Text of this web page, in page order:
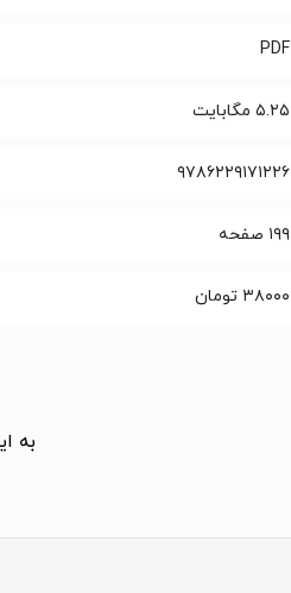
PDF
۵.۲۵ مگابایت
۹۷۸۶۲۲۹۱۷۱۲۲۶
۱۹۹ صفحه
۳۸۰۰۰ تومان
به